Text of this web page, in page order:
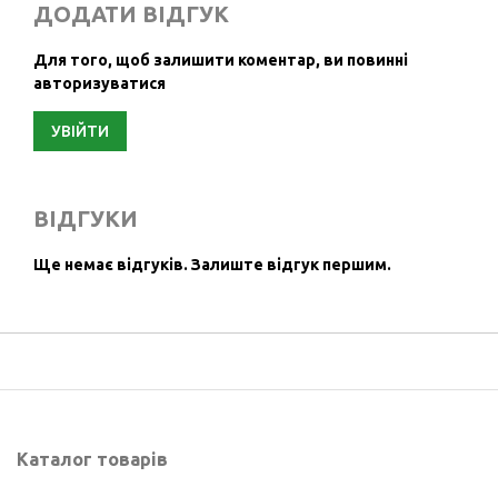
ДОДАТИ ВІДГУК
Для того, щоб залишити коментар, ви повинні
авторизуватися
УВІЙТИ
ВІДГУКИ
Ще немає відгуків. Залиште відгук першим.
Каталог товарів